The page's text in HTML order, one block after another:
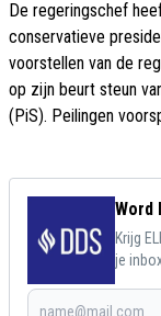
De regeringschef
conservatieve
voorstellen van de
op zijn beurt steun
(PiS). Peilingen
Word
Krijg
je